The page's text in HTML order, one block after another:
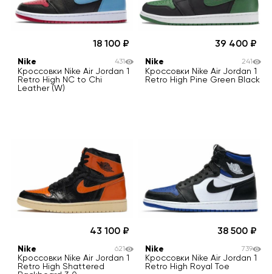
18 100
Nike
Кроссовки Nike Air Jordan 1
Retro High NC to Chi
Leather (W)
431
39 400
Nike
Кроссовки Nike Air Jordan 1
Retro High Pine Green Black
241
43 100
Nike
Кроссовки Nike Air Jordan 1
Retro High Shattered
621
38 500
Nike
Кроссовки Nike Air Jordan 1
Retro High Royal Toe
739